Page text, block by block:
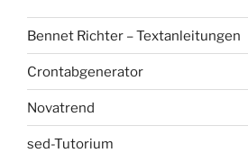
Bennet Richter – Textanleitungen
Crontabgenerator
Novatrend
sed-Tutorium